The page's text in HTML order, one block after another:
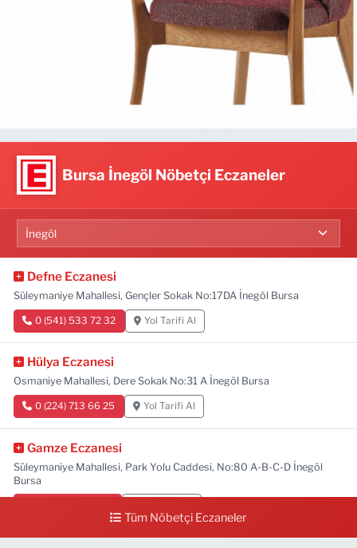
Bursa İnegöl Nöbetçi Eczaneler
Defne Eczanesi
Süleymaniye Mahallesi, Gençler Sokak No:17DA İnegöl Bursa
0 (541) 533 72 32 Yol Tarifi Al
Hülya Eczanesi
Osmaniye Mahallesi, Dere Sokak No:31 A İnegöl Bursa
0 (224) 713 66 25 Yol Tarifi Al
Gamze Eczanesi
Süleymaniye Mahallesi, Park Yolu Caddesi, No:80 A-B-C-D İnegöl
Bursa
Tüm Nöbetçi Eczaneler